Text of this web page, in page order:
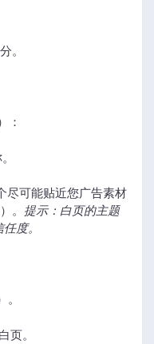
。
：
尽可能贴近您广告素材
。 提示：白页的主题
度。
页。